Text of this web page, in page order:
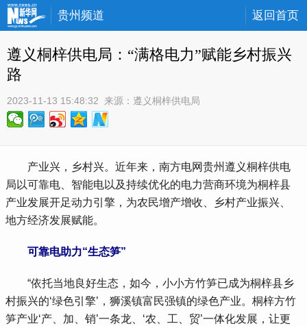
贵州频道 返回首页
遵义桐梓供电局：“满格电力”赋能乡村振兴
路
2023-11-13 15:48:32 来源： 遵义桐梓供电局
产业兴，乡村兴。近年来，南方电网贵州遵义桐梓供电
局以可靠电、智能电以及持续优化的电力营商环境为桐梓县
产业发展开足动力引擎，为农民增产增收、乡村产业振兴、
地方经济发展赋能。
可靠电助力“生态笋”
“依托当地良好生态，如今，小小方竹笋已成为桐梓县乡
村振兴的‘绿色引擎’，狮溪镇富民强镇的绿色产业。桐梓方竹
笋产业‘产、加、销’一条龙、‘农、工、贸’一体化发展，让更